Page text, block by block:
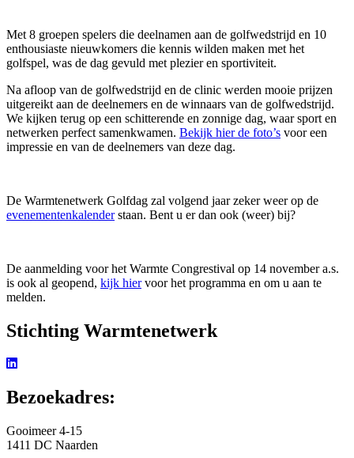
Met 8 groepen spelers die deelnamen aan de golfwedstrijd en 10
enthousiaste nieuwkomers die kennis wilden maken met het
golfspel, was de dag gevuld met plezier en sportiviteit.
Na afloop van de golfwedstrijd en de clinic werden mooie prijzen
uitgereikt aan de deelnemers en de winnaars van de golfwedstrijd.
We kijken terug op een schitterende en zonnige dag, waar sport en
netwerken perfect samenkwamen. Bekijk hier de foto’s voor een
impressie en van de deelnemers van deze dag.
De Warmtenetwerk Golfdag zal volgend jaar zeker weer op de
evenementenkalenderstaan. Bent u er dan ook (weer) bij?
De aanmelding voor het Warmte Congrestival op 14 november a.s.
is ook al geopend, kijk hiervoor het programma en om u aan te
melden.
Stichting Warmtenetwerk
Bezoekadres:
Gooimeer 4-15
1411 DC Naarden